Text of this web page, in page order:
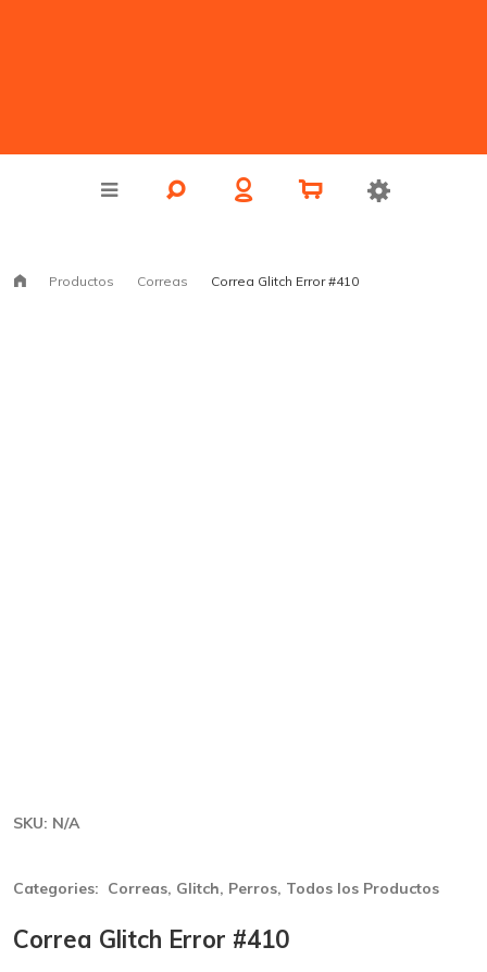
Productos Correas Correa Glitch Error #410
SKU: N/A
Categories: Correas, Glitch, Perros, Todos los Productos
Correa Glitch Error #410